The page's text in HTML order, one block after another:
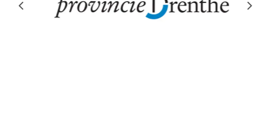
Previous Next